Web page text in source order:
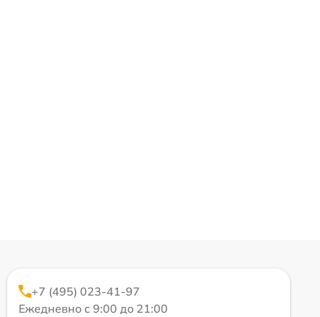
+7 (495) 023-41-97
Ежедневно с 9:00 до 21:00